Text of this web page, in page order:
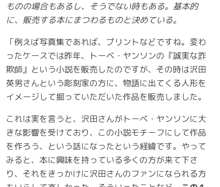
ものの場合もあるし、そうでない時もある。基本的
に、販売する本にまつわるものと決めている。
「例えば写真集であれば、プリントなどですね。変わ
ったケースでは昨年、トーベ・ヤンソンの『誠実な詐
欺師』という小説を販売したのですが、その時は沢田
英男さんという彫刻家の方に、物語に出てくる人形を
イメージして掘っていただいた作品を販売しました。
これは実を言うと、沢田さんがトーベ・ヤンソンに大
きな影響を受けており、この小説モチーフにして作品
を作ろう、という話になったという経緯です。やって
みると、本に興味を持っている多くの方が来て下さ
り、それをきっかけに沢田さんのファンになられる方